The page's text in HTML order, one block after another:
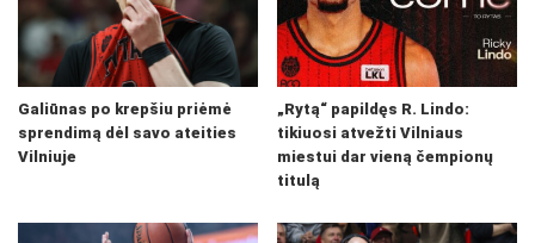
Galiūnas po krepšiu priėmė
sprendimą dėl savo ateities
Vilniuje
„Rytą“ papildęs R. Lindo:
tikiuosi atvežti Vilniaus
miestui dar vieną čempionų
titulą